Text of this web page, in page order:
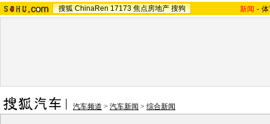
搜狐 ChinaRen 17173 焦点房地产 搜狗 新闻 -
汽车频道 > 汽车新闻 > 综合新闻